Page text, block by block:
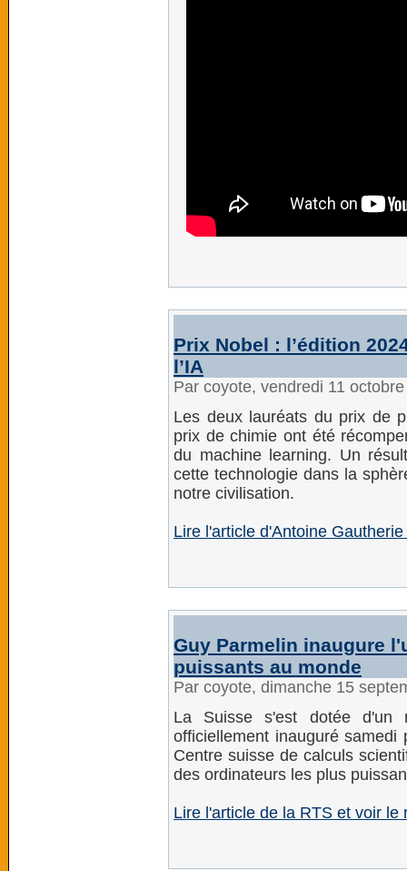
Prix Nobel : l’édition
l’IA
Par coyote, vendredi 11
Les deux lauréats du prix de
prix de chimie ont été
du machine learning. Un
cette technologie dans la
notre civilisation.
Lire l'article d'Antoine
Guy Parmelin inaugure
puissants au monde
Par coyote, dimanche 15
La Suisse s'est dotée d'un
officiellement inauguré
Centre suisse de calculs
des ordinateurs les plus
Lire l'article de la RTS et voir le